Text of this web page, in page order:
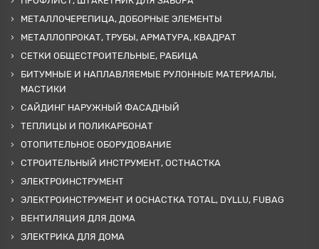
МЕТАЛЛОЧЕРЕПИЦА, ДОБОРНЫЕ ЭЛЕМЕНТЫ
МЕТАЛЛОПРОКАТ, ТРУБЫ, АРМАТУРА, КВАДРАТ
СЕТКИ ОБЩЕСТРОИТЕЛЬНЫЕ, РАБИЦА
БИТУМНЫЕ И НАПЛАВЛЯЕМЫЕ РУЛОННЫЕ МАТЕРИАЛЫ,
МАСТИКИ
САЙДИНГ НАРУЖНЫЙ ФАСАДНЫЙ
ТЕПЛИЦЫ И ПОЛИКАРБОНАТ
ОТОПИТЕЛЬНОЕ ОБОРУДОВАНИЕ
СТРОИТЕЛЬНЫЙ ИНСТРУМЕНТ, ОСТНАСТКА
ЭЛЕКТРОИНСТРУМЕНТ
ЭЛЕКТРОИНСТРУМЕНТ И ОСНАСТКА TOTAL, DYLLU, FUBAG
ВЕНТИЛЯЦИЯ ДЛЯ ДОМА
ЭЛЕКТРИКА ДЛЯ ДОМА